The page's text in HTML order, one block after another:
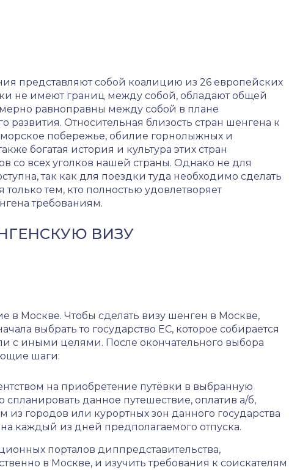
представляют собой коалицию из 26 европейских
не имеют границ между собой, обладают общей
равноправны между собой в плане
развития. Относительная близость стран шенгена к
побережье, обилие горнолыжных и
богатая история и культура этих стран
со всех уголков нашей страны. Однако не для
так как для поездки туда необходимо сделать
тем, кто полностью удовлетворяет
требованиям.
ВИЗУ
в Москве. Чтобы сделать визу шенген в Москве,
выбрать то государство ЕС, которое собирается
с иными целями. После окончательного выбора
шаги:
на приобретение путёвки в выбранную
спланировать данное путешествие, оплатив а/б,
из городов или курортных зон данного государства
каждый из дней предполагаемого отпуска.
порталов диппредставительства,
в Москве, и изучить требования к соискателям